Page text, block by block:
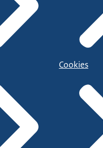
Cookies